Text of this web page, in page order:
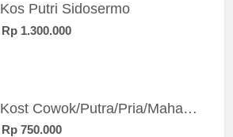
Kos Putri Sidosermo
Rp 1.300.000
Kost Cowok/Putra/Pria/Mahasiswa/Karyawan SIngle eksklusif bangunan baru
Rp 750.000